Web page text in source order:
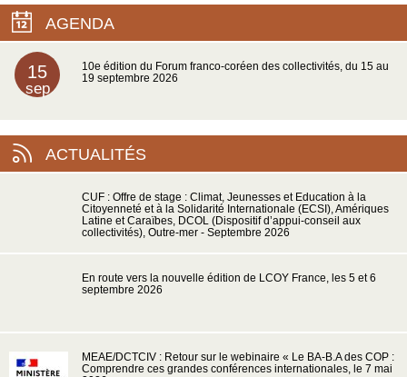
AGENDA
15
sep
10e édition du Forum franco-coréen des collectivités, du 15 au
19 septembre 2026
ACTUALITÉS
CUF : Offre de stage : Climat, Jeunesses et Education à la
Citoyenneté et à la Solidarité Internationale (ECSI), Amériques
Latine et Caraïbes, DCOL (Dispositif d’appui-conseil aux
collectivités), Outre-mer - Septembre 2026
En route vers la nouvelle édition de LCOY France, les 5 et 6
septembre 2026
MEAE/DCTCIV : Retour sur le webinaire « Le BA-B.A des COP :
Comprendre ces grandes conférences internationales, le 7 mai